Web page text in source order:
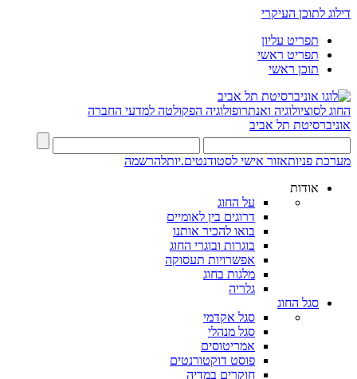
דילוג לתוכן העיקרי
תפריט עליון
תפריט ראשי
תוכן ראשי
החוג לסוציולוגיה ואנתרופולוגיה הפקולטה למדעי החברה
אוניברסיטת תל אביב
מערכת פניותאזור אישי לסטודנטים.יותלהרשמה
אודות
על החוג
דרוגים בין לאומיים
בואו להכיר אותנו
בוגרות ובוגרי החוג
אפשרויות תעסוקה
מלגות בחוג
גלריה
סגל החוג
סגל אקדמי
סגל מנהלי
אמריטוסים
פוסט דוקטורנטים
חוקרים במדיה